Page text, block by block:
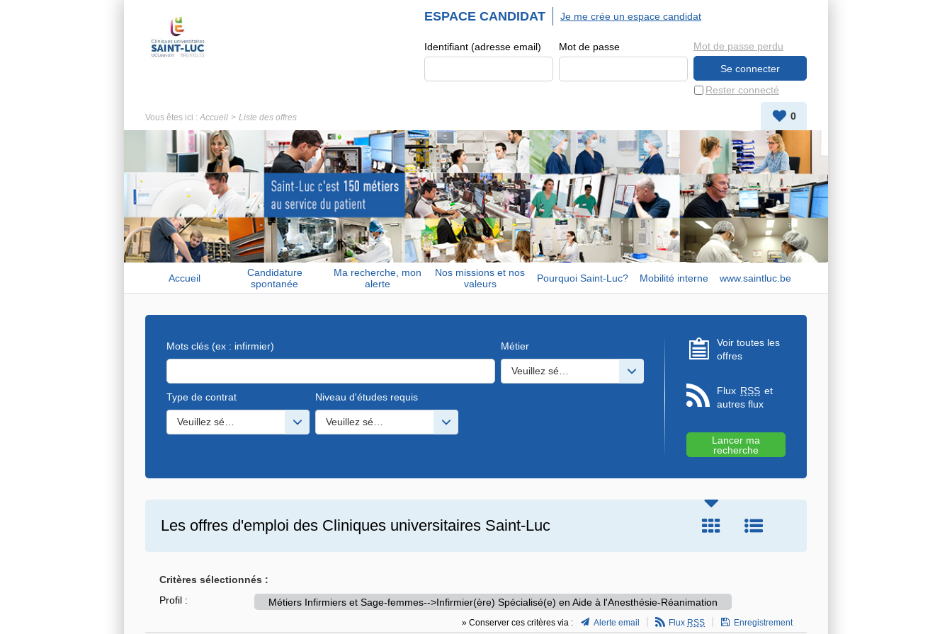
ESPACE CANDIDAT
Identifiant (adresse email) Mot de passe
Rester connecté
Mot de passe perdu
Je me crée un espace candidat
Vous êtes ici : Accueil Liste des offres 0
Accueil
Candidature
spontanée
Ma recherche, mon
alerte
Nos missions et nos
valeurs
Pourquoi Saint-Luc? Mobilité interne www.saintluc.be
Mots clés (ex : infirmier) Métier
Veuillez sélectionner une ou des valeurs
Type de contrat
Veuillez sélectionner une ou des valeurs
Niveau d'études requis
Veuillez sélectionner une ou des valeurs
Voir toutes les
offres
Flux RSS et
autres flux
Les offres d'emploi des Cliniques universitaires Saint-Luc
Critères sélectionnés :
Profil :
Métiers Infirmiers et Sage-femmes-->Infirmier(ère) Spécialisé(e) en Aide à l'Anesthésie-Réanimation
» Conserver ces critères via : Alerte email Flux RSS Enregistrement